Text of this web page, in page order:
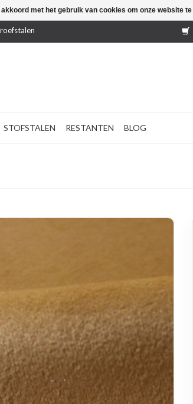
STOFSTALEN RESTANTEN BLOG
met het gebruik van cookies om onze website